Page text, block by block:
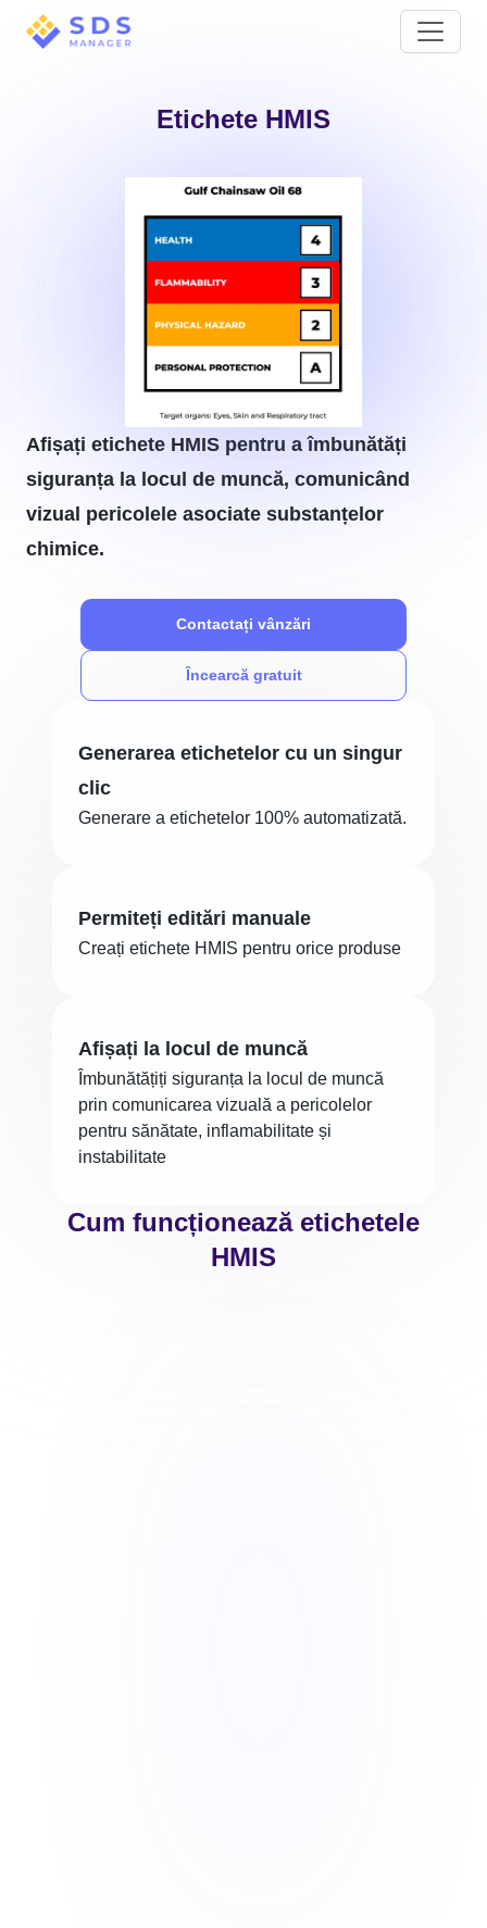
Etichete HMIS
Afișați etichete HMIS pentru a îmbunătăți
siguranța la locul de muncă, comunicând
vizual pericolele asociate substanțelor
chimice.
Contactați vânzări
Încearcă gratuit
Generarea etichetelor cu un singur
clic
Generare a etichetelor 100% automatizată.
Permiteți editări manuale
Creați etichete HMIS pentru orice produse
Afișați la locul de muncă
Îmbunătățiți siguranța la locul de muncă
prin comunicarea vizuală a pericolelor
pentru sănătate, inflamabilitate și
instabilitate
Cum funcționează etichetele
HMIS